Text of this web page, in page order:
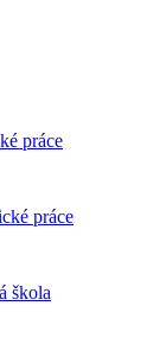
práce
práce
škola